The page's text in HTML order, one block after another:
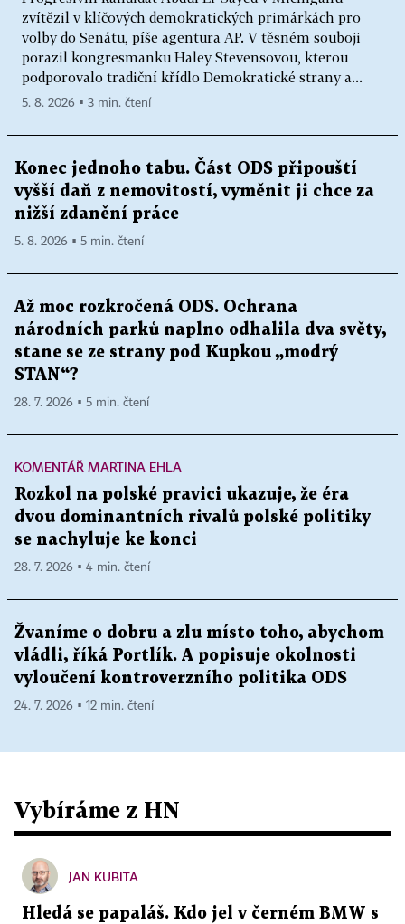
zvítězil v klíčových demokratických primárkách pro
volby do Senátu, píše agentura AP. V těsném souboji
porazil kongresmanku Haley Stevensovou, kterou
podporovalo tradiční křídlo Demokratické strany a...
5. 8. 2026 ▪ 3 min. čtení
Konec jednoho tabu. Část ODS připouští
vyšší daň z nemovitostí, vyměnit ji chce za
nižší zdanění práce
5. 8. 2026 ▪ 5 min. čtení
Až moc rozkročená ODS. Ochrana
národních parků naplno odhalila dva světy,
stane se ze strany pod Kupkou „modrý
STAN“?
28. 7. 2026 ▪ 5 min. čtení
KOMENTÁŘ MARTINA EHLA
Rozkol na polské pravici ukazuje, že éra
dvou dominantních rivalů polské politiky
se nachyluje ke konci
28. 7. 2026 ▪ 4 min. čtení
Žvaníme o dobru a zlu místo toho, abychom
vládli, říká Portlík. A popisuje okolnosti
vyloučení kontroverzního politika ODS
24. 7. 2026 ▪ 12 min. čtení
Vybíráme z HN
JAN KUBITA
Hledá se papaláš. Kdo jel v černém BMW s